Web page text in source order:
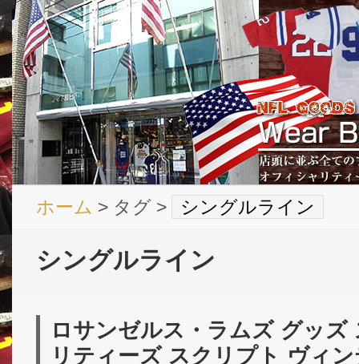
ホーム > タグ > シングルライン
シングルライン
ロサンゼルス・ラムズ グッズ
リティーズ スクリプト ヴィ